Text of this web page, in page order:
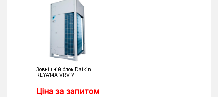
Зовнішній блок Daikin
REYA14A VRV V
Ціна за запитом